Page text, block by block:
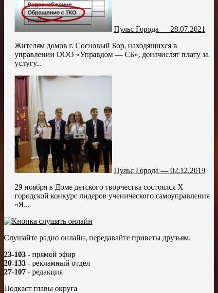
Пульс Города — 28.07.2021
Жителям домов г. Сосновый Бор, находящихся в
управлении ООО «Управдом — СБ», доначислят плату за
услугу...
Пульс Города — 02.12.2019
29 ноября в Доме детского творчества состоялся X
городской конкурс лидеров ученического самоуправления
«Я...
Слушайте радио онлайн, передавайте приветы друзьям.
23-103 - прямой эфир
20-133 - рекламный отдел
27-107 - редакция
Подкаст главы округа